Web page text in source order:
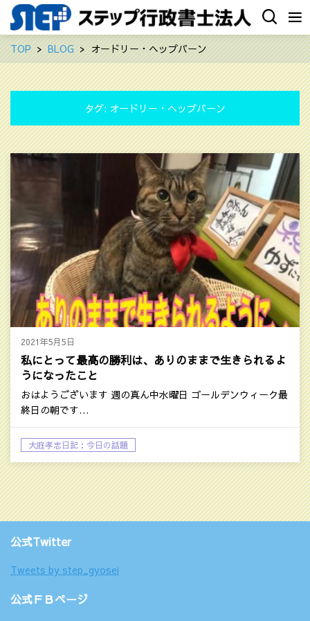
TOP BLOG オードリー・ヘップバーン
タグ: オードリー・ヘップバーン
2021年5月5日
私にとって最高の勝利は、ありのままで生きられるよ
うになったこと
おはようございます 週の真ん中水曜日 ゴールデンウィーク最
終日の朝です…
大庭孝志日記：今日の話題
公式Twitter
Tweets by step_gyosei
公式ＦＢページ